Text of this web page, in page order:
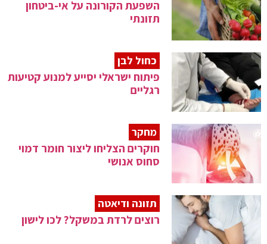
השפעת הקורונה על אי-ביטחון
תזונתי
כחול לבן
פיתוח ישראלי יסייע למנוע קטיעות
רגליים
מחקר
חוקרים הצליחו ליצור חומר דמוי
סחוס אנושי
תזונה ודיאטה
רוצים לרדת במשקל? לכו לישון